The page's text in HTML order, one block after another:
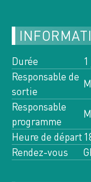
FILTRER PAR
Toutes
semaine
Durée
Responsable de
sortie
Responsable
programme
Heure de départ
Rendez-vous